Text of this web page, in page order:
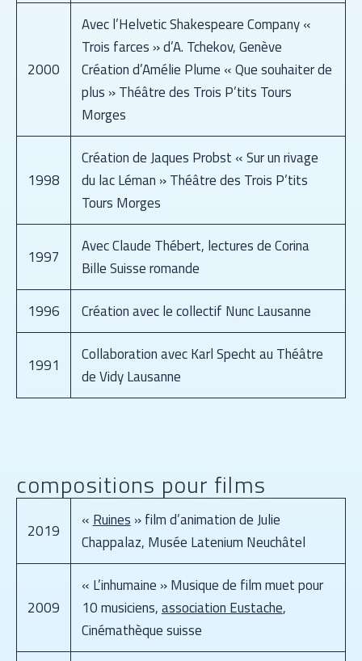
2000
Avec l’Helvetic Shakespeare Company «
Trois farces » d’A. Tchekov, Genève
Création d’Amélie Plume « Que souhaiter de
plus » Théâtre des Trois P’tits Tours
Morges
1998
Création de Jaques Probst « Sur un rivage
du lac Léman » Théâtre des Trois P’tits
Tours Morges
1997
Avec Claude Thébert, lectures de Corina
Bille Suisse romande
1996 Création avec le collectif Nunc Lausanne
1991
Collaboration avec Karl Specht au Théâtre
de Vidy Lausanne
compositions pour films
2019
« Ruines » film d’animation de Julie
Chappalaz, Musée Latenium Neuchâtel
2009
« L’inhumaine » Musique de film muet pour
10 musiciens,association Eustache,
Cinémathèque suisse